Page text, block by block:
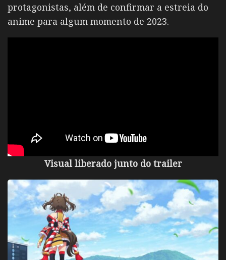
protagonistas, além de confirmar a estreia do
anime para algum momento de 2023.
Visual liberado junto do trailer